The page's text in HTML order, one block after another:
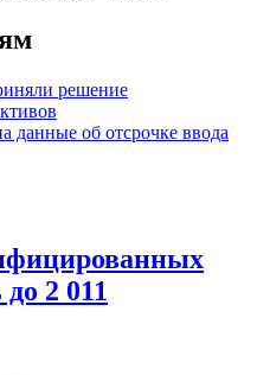
решение
данные об отсрочке ввода
2 011